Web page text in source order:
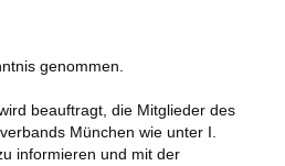
genommen.
beauftragt, die Mitglieder des
München wie unter I.
informieren und mit der